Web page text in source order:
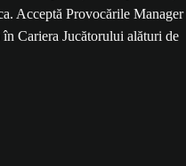
Acceptă Provocările Manager
Cariera Jucătorului alături de